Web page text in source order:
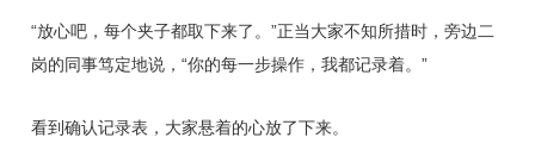
“放心吧，每个夹子都取下来了。”正当大家不知所措时，旁边二
岗的同事笃定地说，“你的每一步操作，我都记录着。”
看到确认记录表，大家悬着的心放了下来。